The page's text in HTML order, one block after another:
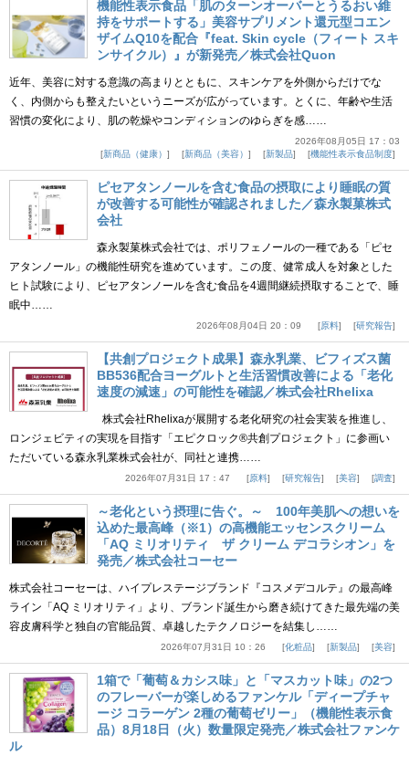
機能性表示食品「肌のターンオーバーとうるおい維
持をサポートする」美容サプリメント還元型コエン
ザイムQ10を配合『feat. Skin cycle（フィート スキ
ンサイクル）』が新発売／株式会社Quon
近年、美容に対する意識の高まりとともに、スキンケアを外側からだけでな
く、内側からも整えたいというニーズが広がっています。とくに、年齢や生活
習慣の変化により、肌の乾燥やコンディションのゆらぎを感……
2026年08月05日 17：03
新商品（健康）
新商品（美容） 新製品 機能性表示食品制度
ピセアタンノールを含む食品の摂取により睡眠の質
が改善する可能性が確認されました／森永製菓株式
会社
森永製菓株式会社では、ポリフェノールの一種である「ピセ
アタンノール」の機能性研究を進めています。この度、健常成人を対象とした
ヒト試験により、ピセアタンノールを含む食品を4週間継続摂取することで、睡
眠中……
2026年08月04日 20：09 原料 研究報告
【共創プロジェクト成果】森永乳業、ビフィズス菌
BB536配合ヨーグルトと生活習慣改善による「老化
速度の減速」の可能性を確認／株式会社Rhelixa
株式会社Rhelixaが展開する老化研究の社会実装を推進し、
ロンジェビティの実現を目指す「エピクロック®共創プロジェクト」に参画い
ただいている森永乳業株式会社が、同社と連携……
2026年07月31日 17：47 原料 研究報告 美容 調査
～老化という摂理に告ぐ。～ 100年美肌への想いを
込めた最高峰（※1）の高機能エッセンスクリーム
「AQ ミリオリティ ザ クリーム デコラシオン」を
発売／株式会社コーセー
株式会社コーセーは、ハイプレステージブランド『コスメデコルテ』の最高峰
ライン「AQ ミリオリティ」より、ブランド誕生から磨き続けてきた最先端の美
容皮膚科学と独自の官能品質、卓越したテクノロジーを結集し……
2026年07月31日 10：26 化粧品 新製品 美容
1箱で「葡萄＆カシス味」と「マスカット味」の2つ
のフレーバーが楽しめるファンケル「ディープチャ
ージ コラーゲン 2種の葡萄ゼリー」（機能性表示食
品）8月18日（火）数量限定発売／株式会社ファンケ
ル